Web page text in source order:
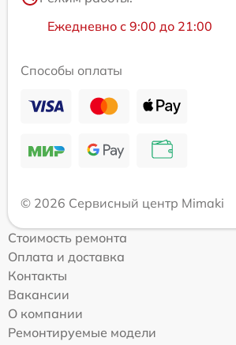
Ежедневно с 9:00 до 21:00
Способы оплаты
© 2026 Сервисный центр Mimaki
Стоимость ремонта
Оплата и доставка
Контакты
Вакансии
О компании
Ремонтируемые модели